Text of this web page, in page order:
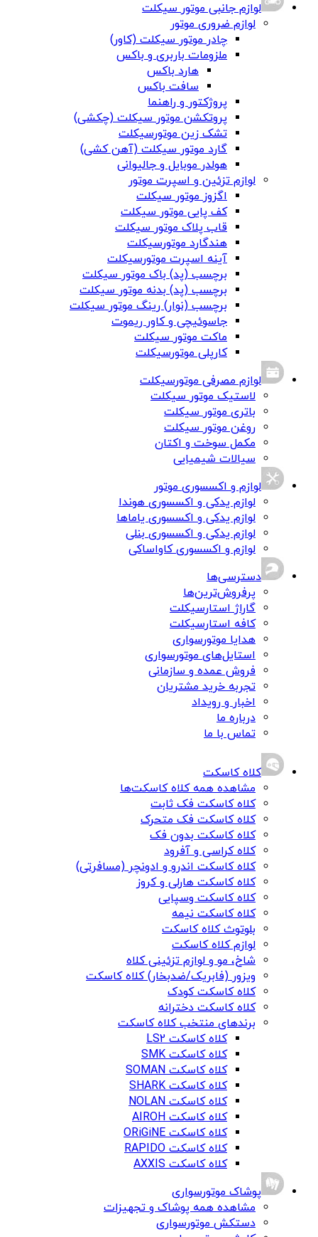
لوازم جانبی موتور سیکلت
لوازم ضروری موتور
چادر موتور سیکلت (کاور)
ملزومات باربری و باکس
هارد باکس
سافت باکس
پروژکتور و راهنما
پروتکشن موتور سیکلت (چکشی)
تشک زین موتورسیکلت
گارد موتور سیکلت (آهن کشی)
هولدر موبایل و جالیوانی
لوازم تزئین و اسپرت موتور
اگزوز موتور سیکلت
کف پایی موتور سیکلت
قاب پلاک موتور سیکلت
هندگارد موتورسیکلت
آینه اسپرت موتورسیکلت
برچسب (پد) باک موتور سیکلت
برچسب (پد) بدنه موتور سیکلت
برچسب (نوار) رینگ موتور سیکلت
جاسوئیچی و کاور ریموت
ماکت موتور سیکلت
کارپلی موتورسیکلت
لوازم مصرفی موتورسیکلت
لاستیک موتور سیکلت
باتری موتور سیکلت
روغن موتور سیکلت
مکمل سوخت و اکتان
سیالات شیمیایی
لوازم و اکسسوری موتور
لوازم یدکی و اکسسوری هوندا
لوازم یدکی و اکسسوری یاماها
لوازم یدکی و اکسسوری بنلی
لوازم و اکسسوری کاواساکی
دسترسی‌ها
پرفروش‌ترین‌ها
گاراژ استارسیکلت
کافه استارسیکلت
هدایا موتورسواری
استایل‌های موتورسواری
فروش عمده و سازمانی
تجربه خرید مشتریان
اخبار و رویداد
درباره ما
تماس با ما
کلاه کاسکت
مشاهده همه کلاه کاسکت‌ها
کلاه کاسکت فک ثابت
کلاه کاسکت فک متحرک
کلاه کاسکت بدون فک
کلاه کراسی و آفرود
کلاه کاسکت اندرو و ادونچر (مسافرتی)
کلاه کاسکت هارلی و کروز
کلاه کاسکت وسپایی
کلاه کاسکت نیمه
بلوتوث کلاه کاسکت
لوازم کلاه کاسکت
شاخ، مو و لوازم تزئینی کلاه
ویزور (فابریک/ضدبخار) کلاه کاسکت
کلاه کاسکت کودک
کلاه کاسکت دخترانه
برندهای منتخب کلاه کاسکت
کلاه کاسکت LS2
کلاه کاسکت SMK
کلاه کاسکت SOMAN
کلاه کاسکت SHARK
کلاه کاسکت NOLAN
کلاه کاسکت AIROH
کلاه کاسکت ORiGiNE
کلاه کاسکت RAPIDO
کلاه کاسکت AXXIS
پوشاک موتورسواری
مشاهده همه پوشاک و تجهیزات
دستکش موتورسواری